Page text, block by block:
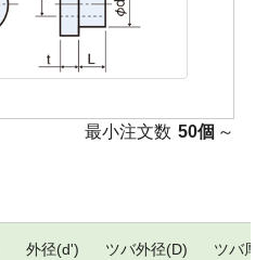
最小注文数 50個 ～
外径(d') ツバ外径(D) ツバ厚